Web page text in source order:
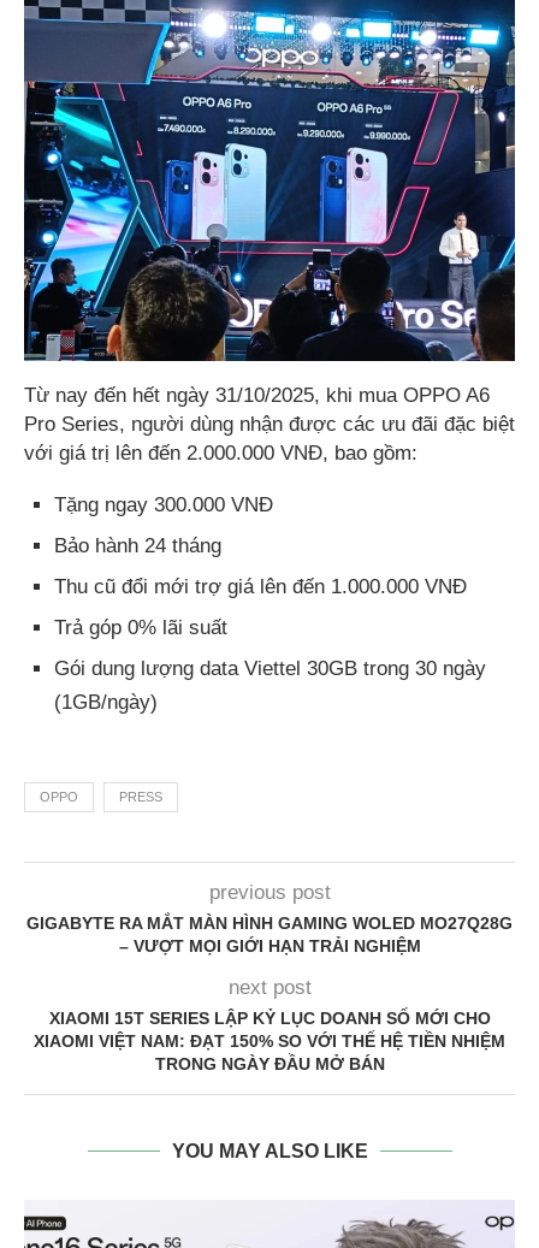
Từ nay đến hết ngày 31/10/2025, khi mua OPPO A6
Pro Series, người dùng nhận được các ưu đãi đặc biệt
với giá trị lên đến 2.000.000 VNĐ, bao gồm:
Tặng ngay 300.000 VNĐ
Bảo hành 24 tháng
Thu cũ đổi mới trợ giá lên đến 1.000.000 VNĐ
Trả góp 0% lãi suất
Gói dung lượng data Viettel 30GB trong 30 ngày
(1GB/ngày)
OPPO PRESS
previous post
GIGABYTE RA MẮT MÀN HÌNH GAMING WOLED MO27Q28G
– VƯỢT MỌI GIỚI HẠN TRẢI NGHIỆM
next post
XIAOMI 15T SERIES LẬP KỶ LỤC DOANH SỐ MỚI CHO
XIAOMI VIỆT NAM: ĐẠT 150% SO VỚI THẾ HỆ TIỀN NHIỆM
TRONG NGÀY ĐẦU MỞ BÁN
YOU MAY ALSO LIKE